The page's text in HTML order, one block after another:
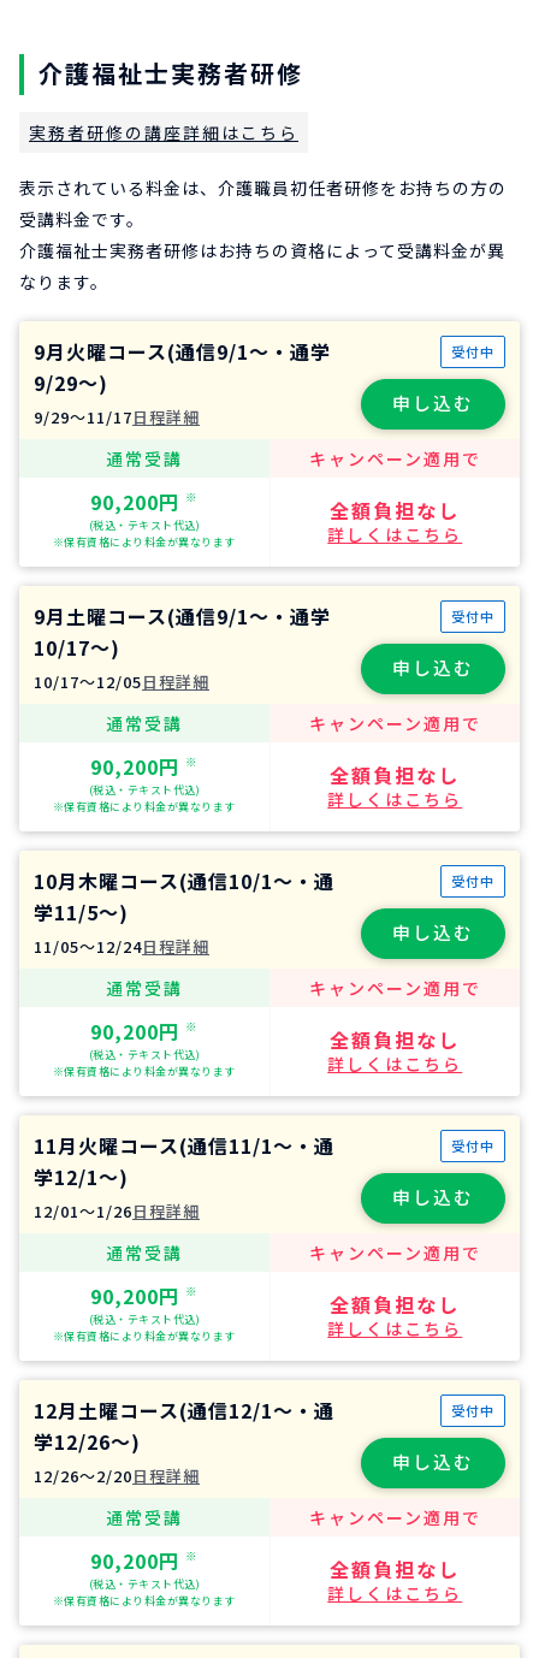
介護福祉士実務者研修
実務者研修の講座詳細はこちら
表示されている料金は、介護職員初任者研修をお持ちの方の
受講料金です。
介護福祉士実務者研修はお持ちの資格によって受講料金が異
なります。
9月火曜コース(通信9/1～・通学
9/29～)
9/29〜11/17日程詳細
受付中
申し込む
通常受講
90,200円 ※
(税込・テキスト代込)
※保有資格により料金が異なります
キャンペーン適用で
全額負担なし
詳しくはこちら
9月土曜コース(通信9/1～・通学
10/17～)
10/17〜12/05日程詳細
受付中
申し込む
通常受講
90,200円 ※
(税込・テキスト代込)
※保有資格により料金が異なります
キャンペーン適用で
全額負担なし
詳しくはこちら
10月木曜コース(通信10/1～・通
学11/5～)
11/05〜12/24日程詳細
受付中
申し込む
通常受講
90,200円 ※
(税込・テキスト代込)
※保有資格により料金が異なります
キャンペーン適用で
全額負担なし
詳しくはこちら
11月火曜コース(通信11/1～・通
学12/1～)
12/01〜1/26日程詳細
受付中
申し込む
通常受講
90,200円 ※
(税込・テキスト代込)
※保有資格により料金が異なります
キャンペーン適用で
全額負担なし
詳しくはこちら
12月土曜コース(通信12/1～・通
学12/26～)
12/26〜2/20日程詳細
受付中
申し込む
通常受講
90,200円 ※
(税込・テキスト代込)
※保有資格により料金が異なります
キャンペーン適用で
全額負担なし
詳しくはこちら